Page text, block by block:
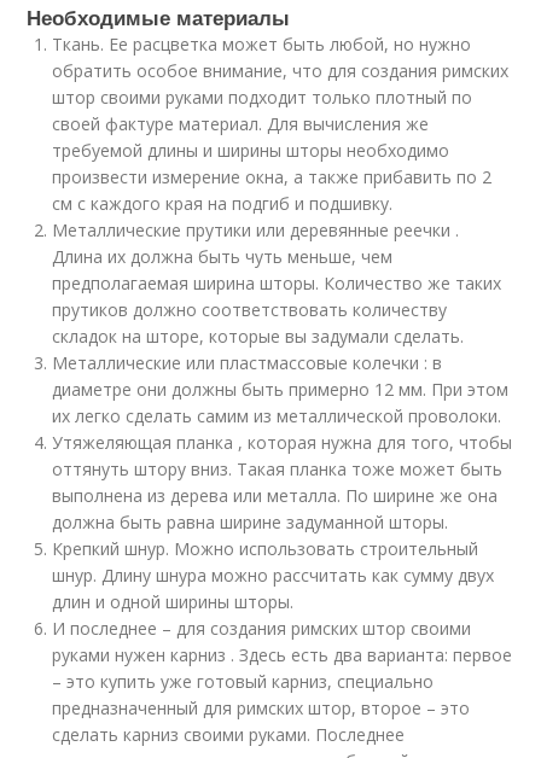
Необходимые материалы
Ткань. Ее расцветка может быть любой, но нужно
обратить особое внимание, что для создания римских
штор своими руками подходит только плотный по
своей фактуре материал. Для вычисления же
требуемой длины и ширины шторы необходимо
произвести измерение окна, а также прибавить по 2
см с каждого края на подгиб и подшивку.
Металлические прутики или деревянные реечки .
Длина их должна быть чуть меньше, чем
предполагаемая ширина шторы. Количество же таких
прутиков должно соответствовать количеству
складок на шторе, которые вы задумали сделать.
Металлические или пластмассовые колечки : в
диаметре они должны быть примерно 12 мм. При этом
их легко сделать самим из металлической проволоки.
Утяжеляющая планка , которая нужна для того, чтобы
оттянуть штору вниз. Такая планка тоже может быть
выполнена из дерева или металла. По ширине же она
должна быть равна ширине задуманной шторы.
Крепкий шнур. Можно использовать строительный
шнур. Длину шнура можно рассчитать как сумму двух
длин и одной ширины шторы.
И последнее – для создания римских штор своими
руками нужен карниз . Здесь есть два варианта: первое
– это купить уже готовый карниз, специально
предназначенный для римских штор, второе – это
сделать карниз своими руками. Последнее